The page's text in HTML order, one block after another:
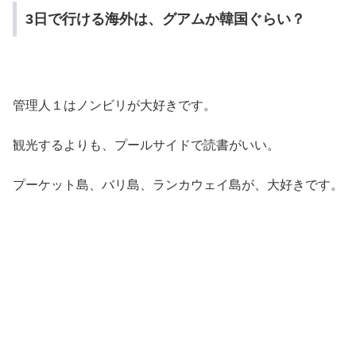
3日で行ける海外は、グアムか韓国ぐらい？
管理人１はノンビリが大好きです。
観光するよりも、プールサイドで読書がいい。
プーケット島、バリ島、ランカウェイ島が、大好きです。